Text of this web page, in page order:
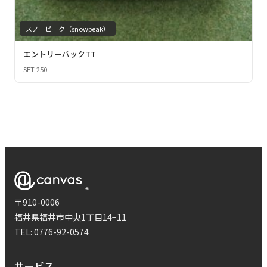
スノーピーク（snowpeak）
エントリーパックTT
SET-250
〒910-0006
福井県福井市中央1丁目14−11
TEL: 0776-92-0574